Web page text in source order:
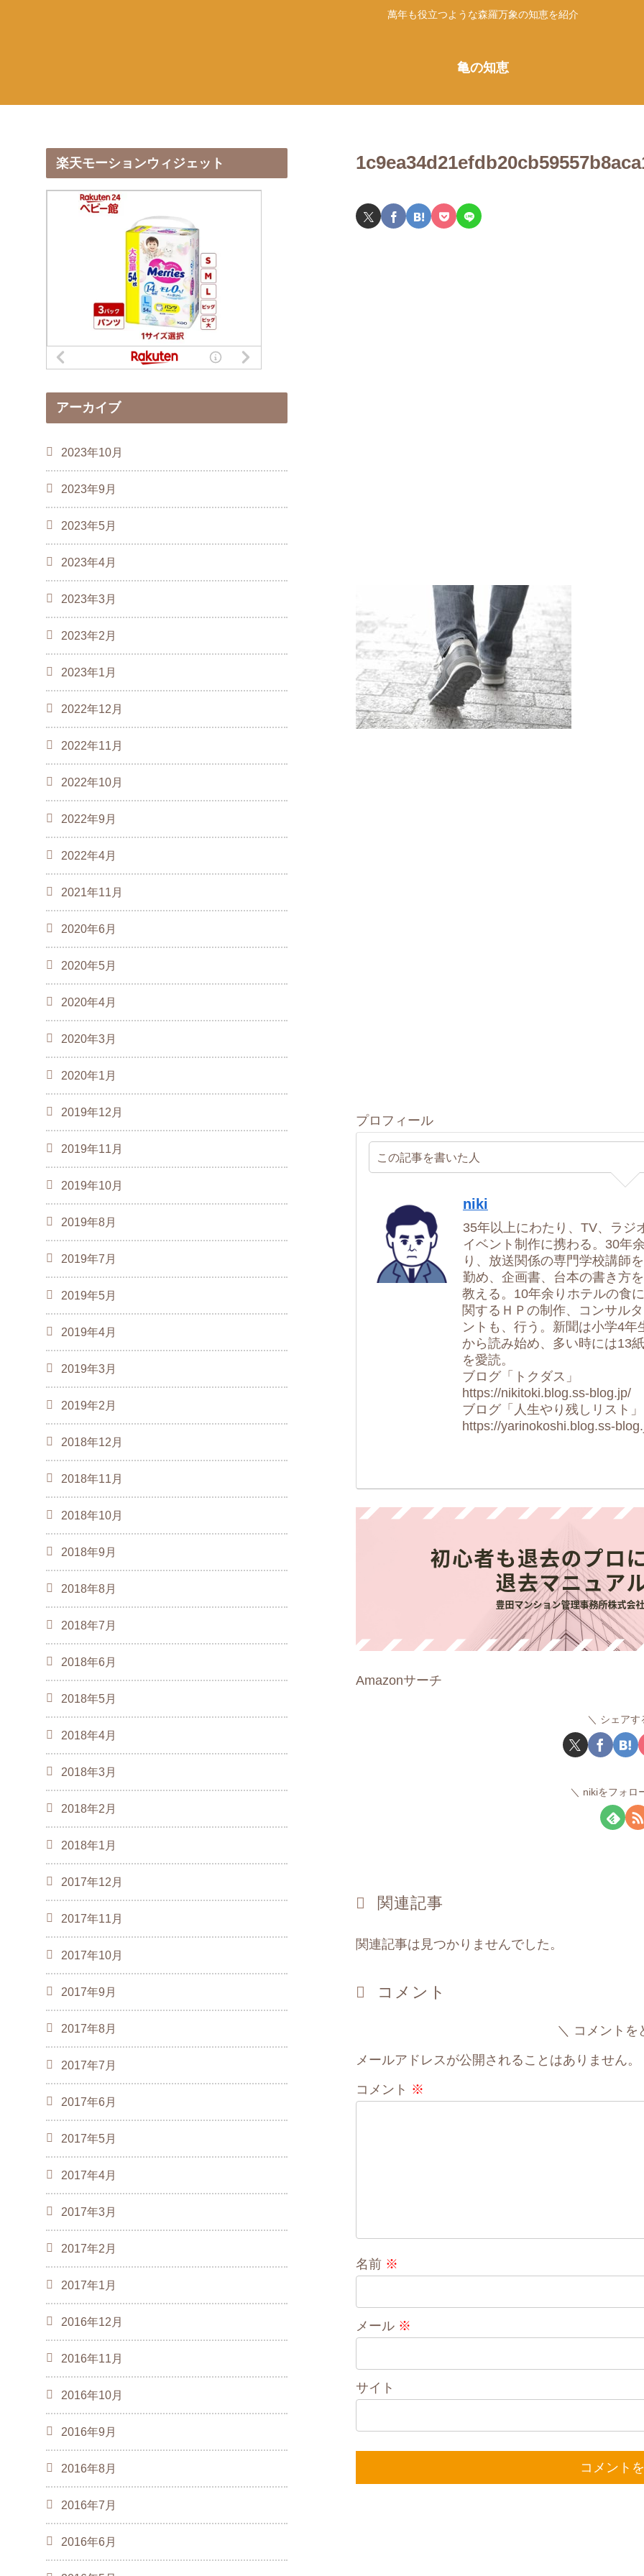
萬年も役立つような森羅万象の知恵を紹介
亀の知恵
プロフィール
この記事を書いた人
niki
35年以上にわたり、TV、ラジ
イベント制作に携わる。30年
り、放送関係の専門学校講師を
勤め、企画書、台本の書き方を
教える。10年余りホテルの食に
関するＨＰの制作、コンサルタ
ントも、行う。新聞は小学4年
から読み始め、多い時には13紙
を愛読。
ブログ「トクダス」
https://nikitoki.blog.ss-blog.jp/
ブログ「人生やり残しリスト」
https://yarinokoshi.blog.ss-
Amazonサーチ
シェアす
nikiをフォロ
関連記事
関連記事は見つかりませんでした。
コメント
コメント
メールアドレスが公開されることはありません。
コメント ※
名前 ※
メール ※
サイト
楽天モーションウィジェット
アーカイブ
2023年10月
2023年9月
2023年5月
2023年4月
2023年3月
2023年2月
2023年1月
2022年12月
2022年11月
2022年10月
2022年9月
2022年4月
2021年11月
2020年6月
2020年5月
2020年4月
2020年3月
2020年1月
2019年12月
2019年11月
2019年10月
2019年8月
2019年7月
2019年5月
2019年4月
2019年3月
2019年2月
2018年12月
2018年11月
2018年10月
2018年9月
2018年8月
2018年7月
2018年6月
2018年5月
2018年4月
2018年3月
2018年2月
2018年1月
2017年12月
2017年11月
2017年10月
2017年9月
2017年8月
2017年7月
2017年6月
2017年5月
2017年4月
2017年3月
2017年2月
2017年1月
2016年12月
2016年11月
2016年10月
2016年9月
2016年8月
2016年7月
2016年6月